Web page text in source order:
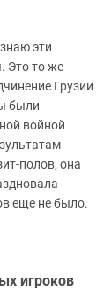
эти
Это то же
Грузии
были
войной
полов, она
еще не было.
игроков